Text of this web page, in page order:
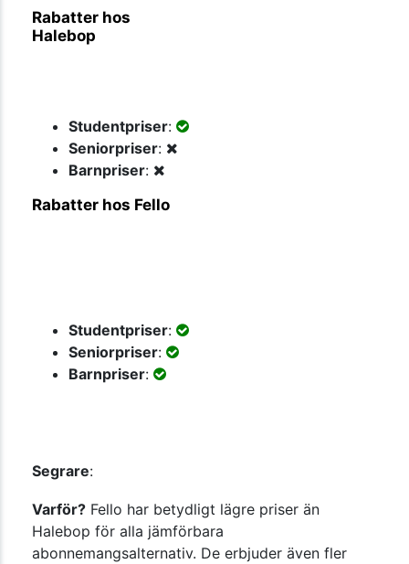
Rabatter hos
Halebop
Studentpriser:
Seniorpriser:
Barnpriser:
Rabatter hos Fello
Studentpriser:
Seniorpriser:
Barnpriser:
Segrare:
Varför? Fello har betydligt lägre priser än
Halebop för alla jämförbara
abonnemangsalternativ. De erbjuder även fler